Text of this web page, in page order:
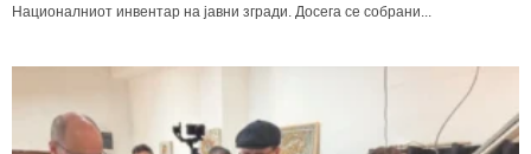
Националниот инвентар на јавни згради. Досега се собрани...